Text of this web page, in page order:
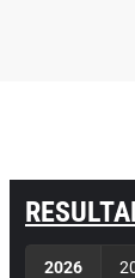
2026